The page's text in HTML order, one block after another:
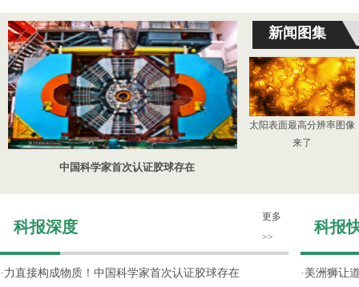
中国科学家首次认证胶球存在
新闻图集
太阳表面最高分辨率图像
来了
科报深度
更多
>>
· 力直接构成物质！中国科学家首次认证胶球存在
科报
· 美洲狮让